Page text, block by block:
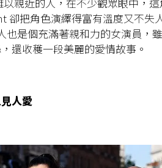
卻把角色演繹得富有溫度又不失
是個充滿著親和力的女演員，
還收穫一段美麗的愛情故事。
人愛